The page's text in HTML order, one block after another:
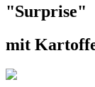
"Surprise"
mit